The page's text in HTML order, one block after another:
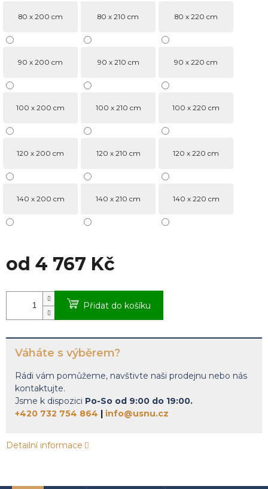
od 4 767 Kč
80 x 200 cm 80 x 210 cm 80 x 220 cm
90 x 200 cm 90 x 210 cm 90 x 220 cm
100 x 200 cm 100 x 210 cm 100 x 220 cm
120 x 200 cm 120 x 210 cm 120 x 220 cm
140 x 200 cm 140 x 210 cm 140 x 220 cm
Přidat do košíku
Váháte s výběrem?
Rádi vám pomůžeme, navštivte naši prodejnu nebo nás
kontaktujte.
Jsme k dispozici Po-So od 9:00 do 19:00.
+420 732 754 864
info@usnu.cz
Detailní informace